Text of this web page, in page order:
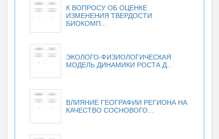
К ВОПРОСУ ОБ ОЦЕНКЕ
ИЗМЕНЕНИЯ ТВЕРДОСТИ
БИОКОМП...
ЭКОЛОГО-ФИЗИОЛОГИЧЕСКАЯ
МОДЕЛЬ ДИНАМИКИ РОСТА Д...
ВЛИЯНИЕ ГЕОГРАФИИ РЕГИОНА НА
КАЧЕСТВО СОСНОВОГО...